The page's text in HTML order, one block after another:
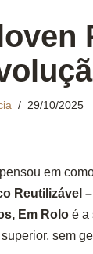
29/10/2025
em
Reutilizável
Em Roloé a
superior, sem